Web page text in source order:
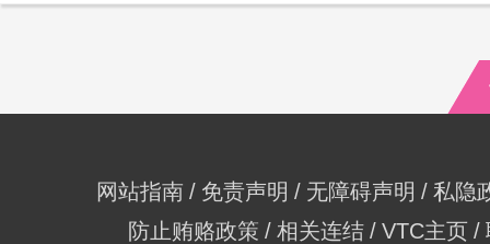
网站指南 免责声明 无障碍声明
私隐
防止贿赂政策
相关连结 VTC主页